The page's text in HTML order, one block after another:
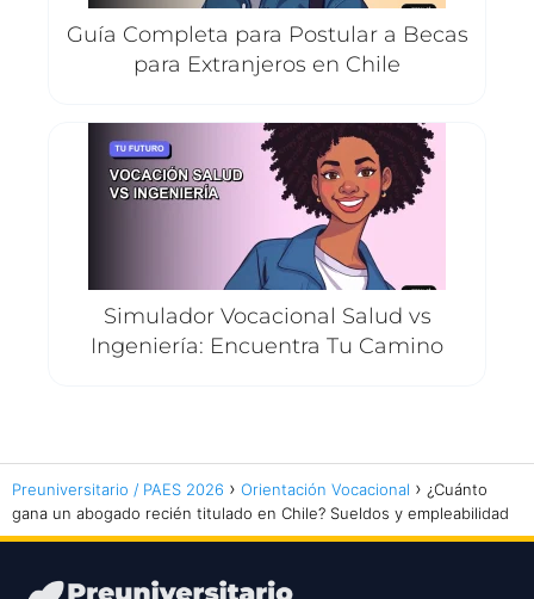
Guía Completa para Postular a Becas
para Extranjeros en Chile
Simulador Vocacional Salud vs
Ingeniería: Encuentra Tu Camino
Preuniversitario / PAES 2026 Orientación Vocacional
¿Cuánto
gana un abogado recién titulado en Chile? Sueldos y empleabilidad